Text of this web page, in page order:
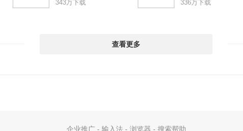
343万下载 336万下载
查看更多
企业推广- 输入法- 浏览器 - 搜索帮助